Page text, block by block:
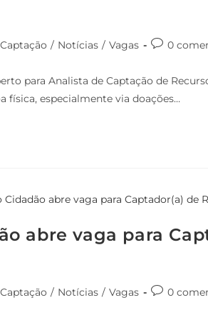
Captação / Notícias / Vagas 0
para Analista de Captação de
física, especialmente via doações…
abre vaga para
Captação / Notícias / Vagas 0